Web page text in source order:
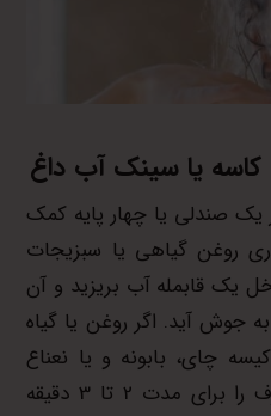
کاسه یا سینک آب داغ
یک صندلی یا چهار پایه کمک
روغن گیاهی یا سبزیجات
یک قابمله آب بریزید و آن
جوش آید. اگر روغن یا گیاه
چای، بابونه و یا نعناع
استفاده کنید. سپس درب ظرف را برای مدت 2 تا 3 دقیقه